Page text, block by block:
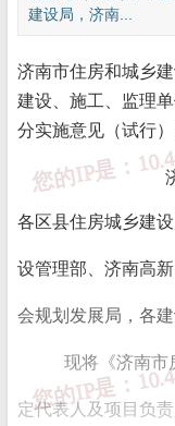
建设局，济南...
济南市住房和城乡
建设、施工、监理
分实施意见（试行
各区县住房城乡建
设管理部、济南高
会规划发展局，各
现将《济南市
定代表人及项目负